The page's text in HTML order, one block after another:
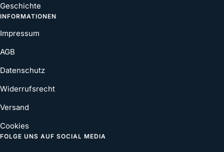
Geschichte
INFORMATIONEN
Impressum
AGB
Datenschutz
Widerrufsrecht
Versand
Cookies
FOLGE UNS AUF SOCIAL MEDIA